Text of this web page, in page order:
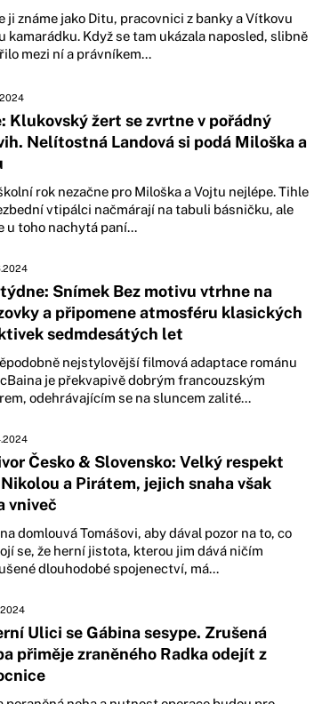
ji známe jako Ditu, pracovnici z banky a Vítkovu
kamarádku. Když se tam ukázala naposled, slibně
mezi ní a právníkem...
Klukovský žert se zvrtne v pořádný
Nelítostná Landová si podá Miloška a
rok nezačne pro Miloška a Vojtu nejlépe. Tihle
vtipálci načmárají na tabuli básničku, ale
u toho nachytá paní...
Snímek Bez motivu vtrhne na
a připomene atmosféru klasických
sedmdesátých let
nejstylovější filmová adaptace románu
je překvapivě dobrým francouzským
odehrávajícím se na sluncem zalité...
Česko & Slovensko: Velký respekt
a Pirátem, jejich snaha však
vniveč
domlouvá Tomášovi, aby dával pozor na to, co
se, že herní jistota, kterou jim dává ničím
dlouhodobé spojenectví, má...
Ulici se Gábina sesype. Zrušená
přiměje zraněného Radka odejít z